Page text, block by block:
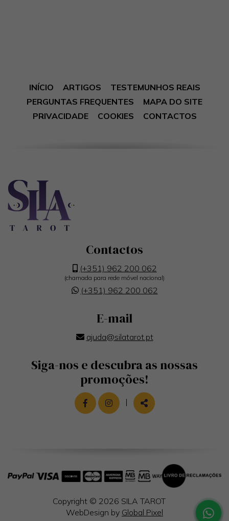
INÍCIO ARTIGOS
TESTEMUNHOS REAIS
PERGUNTAS FREQUENTES
MAPA DO SITE
PRIVACIDADE
COOKIES CONTACTOS
Contactos
(+351) 962 200 062
(chamada para rede móvel nacional)
(+351) 962 200 062
E-mail
ajuda@silatarot.pt
Siga-nos e descubra as nossas
promoções!
LINK PARA A PÁGINA DE FACEBOOK
LINK PARA A PÁGINA DE
|
PARTILHAR
Copyright © 2026 SILA TAROT
WebDesign by Global Pixel